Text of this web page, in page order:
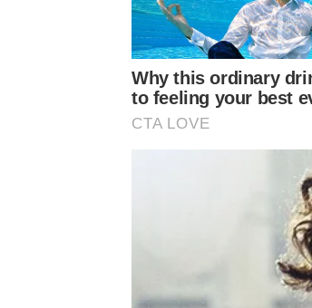
Why this ordinary
to feeling your best
CTA LOVE